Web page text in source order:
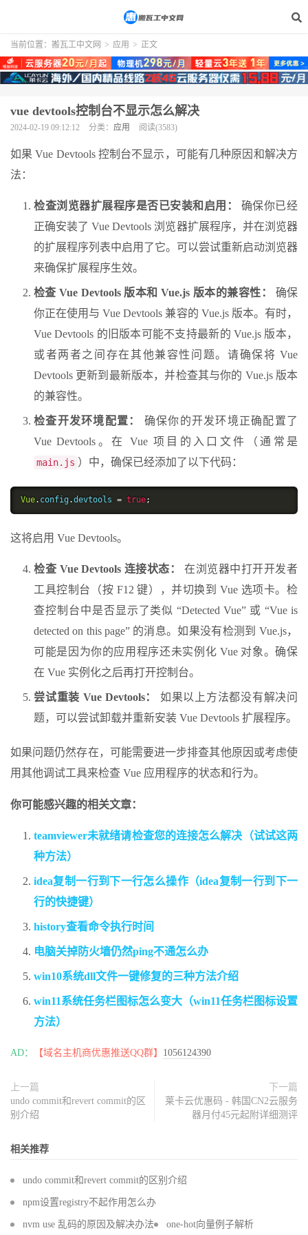
当前位置： 搬瓦工中文网 > 应用 > 正文
vue devtools控制台不显示怎么解决
2024-02-19 09:12:12 分类： 应用 阅读(3583)
如果 Vue Devtools 控制台不显示，可能有几种原因和解决方
法：
检查浏览器扩展程序是否已安装和启用：
确保你已经
正确安装了 Vue Devtools 浏览器扩展程序，并在浏览器
的扩展程序列表中启用了它。可以尝试重新启动浏览器
来确保扩展程序生效。
检查 Vue Devtools 版本和 Vue.js 版本的兼容性：
确保
你正在使用与 Vue Devtools 兼容的 Vue.js 版本。有时，
Vue Devtools 的旧版本可能不支持最新的 Vue.js 版本，
或者两者之间存在其他兼容性问题。请确保将 Vue
Devtools 更新到最新版本，并检查其与你的 Vue.js 版本
的兼容性。
检查开发环境配置：
确保你的开发环境正确配置了
Vue Devtools。在 Vue 项目的入口文件（通常是
main.js ）中，确保已经添加了以下代码：
Vue. config .devtools = true;
这将启用 Vue Devtools。
检查 Vue Devtools 连接状态：
在浏览器中打开开发者
工具控制台（按 F12 键），并切换到 Vue 选项卡。检
查控制台中是否显示了类似 “Detected Vue” 或 “Vue is
detected on this page” 的消息。如果没有检测到 Vue.js，
可能是因为你的应用程序还未实例化 Vue 对象。确保
在 Vue 实例化之后再打开控制台。
尝试重装 Vue Devtools：
如果以上方法都没有解决问
题，可以尝试卸载并重新安装 Vue Devtools 扩展程序。
如果问题仍然存在，可能需要进一步排查其他原因或考虑使
用其他调试工具来检查 Vue 应用程序的状态和行为。
你可能感兴趣的相关文章：
teamviewer未就绪请检查您的连接怎么解决（试试这两
种方法）
idea复制一行到下一行怎么操作（idea复制一行到下一
行的快捷键）
history查看命令执行时间
电脑关掉防火墙仍然ping不通怎么办
win10系统dll文件一键修复的三种方法介绍
win11系统任务栏图标怎么变大（win11任务栏图标设置
方法）
AD： 【域名主机商优惠推送QQ群】 1056124390
上一篇
undo commit和revert commit的区
别介绍
下一篇
莱卡云优惠码 - 韩国CN2云服务
器月付45元起附详细测评
相关推荐
undo commit和revert commit的区别介绍
npm设置registry不起作用怎么办
nvm use 乱码的原因及解决办法 one-hot向量例子解析